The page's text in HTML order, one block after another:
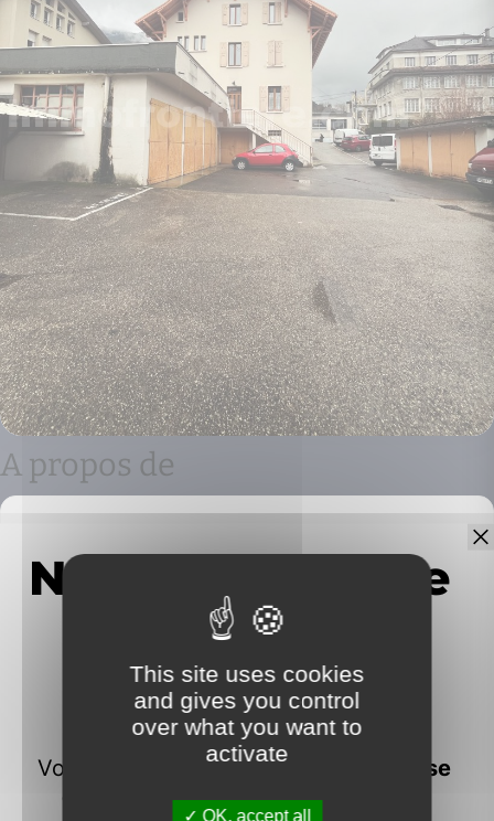
A propos de
détails du bien vendu
IMMOFRONTIERE
17C chemin des huches -
74100 Vétraz-Monthoux
This site uses cookies
and gives you control
over what you want to
activate
OK, accept all